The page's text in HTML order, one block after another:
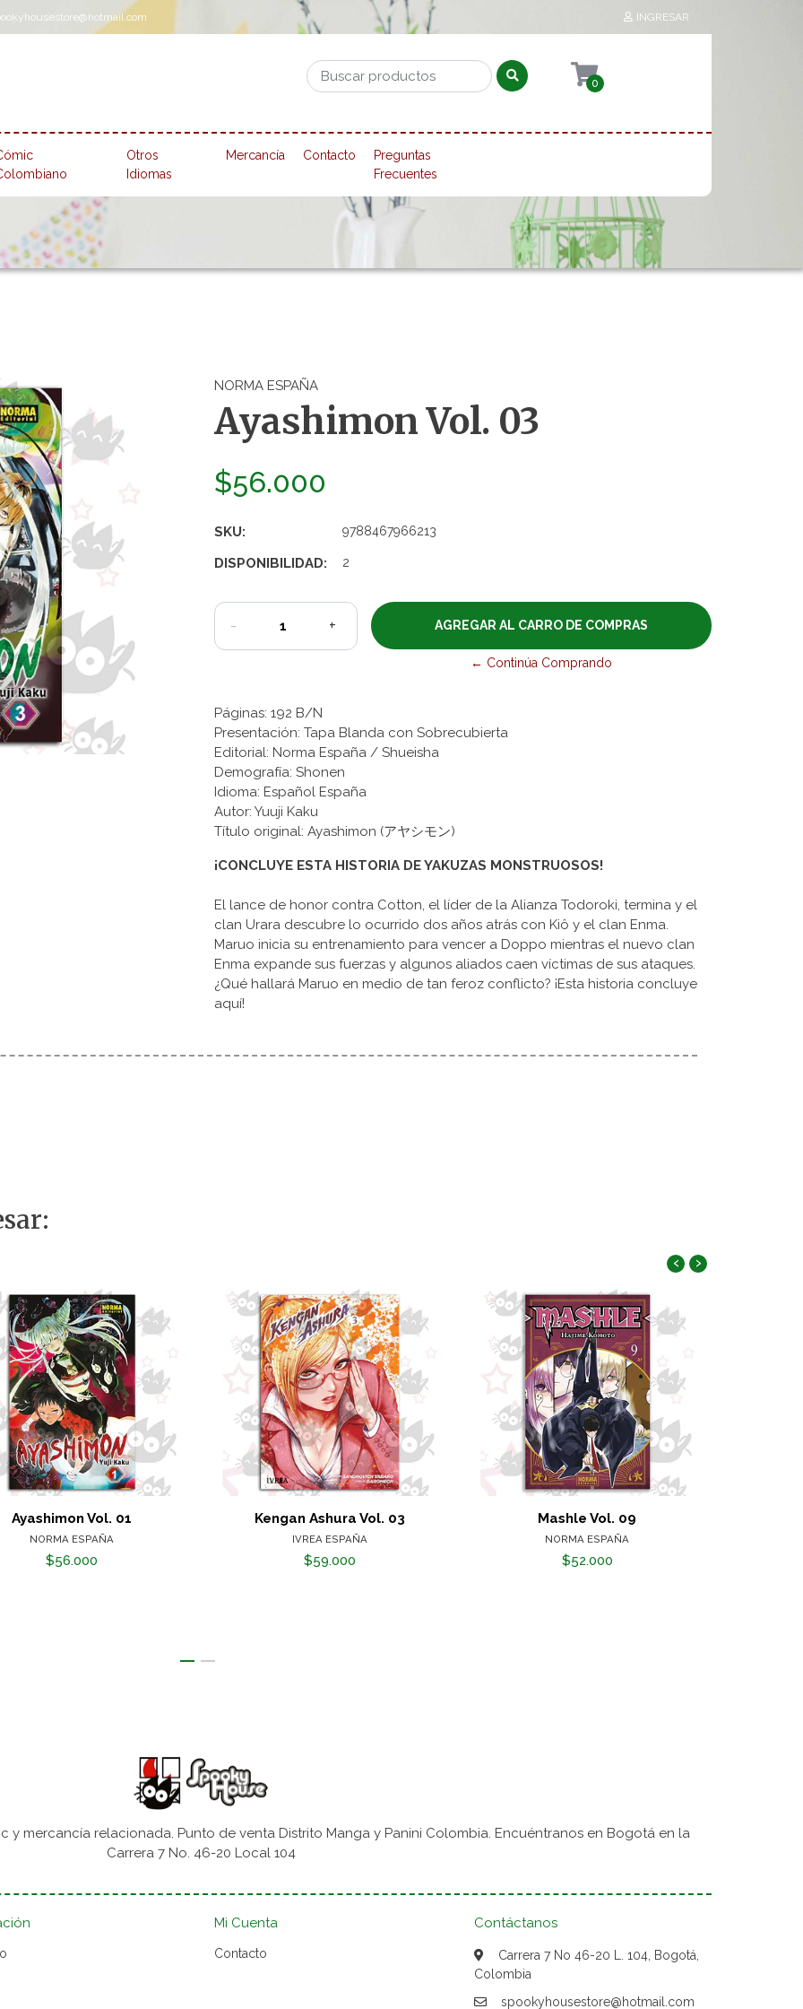
INGRESAR
0
Otros
Idiomas
Mercancía Contacto
Preguntas
Frecuentes
NORMA ESPAÑA
Ayashimon Vol. 03
$56.000
SKU: 9788467966213
DISPONIBILIDAD: 2
- +
← Continúa Comprando
Páginas: 192 B/N
Presentación: Tapa Blanda con Sobrecubierta
Editorial: Norma España / Shueisha
Demografía: Shonen
Idioma: Español España
Autor: Yuuji Kaku
Título original: Ayashimon (アヤシモン)
¡CONCLUYE ESTA HISTORIA DE YAKUZAS MONSTRUOSOS!
El lance de honor contra Cotton, el líder de la Alianza Todoroki, termina y el
clan Urara descubre lo ocurrido dos años atrás con Kiô y el clan Enma.
Maruo inicia su entrenamiento para vencer a Doppo mientras el nuevo clan
Enma expande sus fuerzas y algunos aliados caen víctimas de sus ataques.
¿Qué hallará Maruo en medio de tan feroz conflicto? ¡Esta historia concluye
aquí!
Ayashimon Vol. 01
NORMA ESPAÑA
$56.000
Kengan Ashura Vol. 03
IVREA ESPAÑA
$59.000
Mashle Vol. 09
NORMA ESPAÑA
$52.000
‹ ›
y mercancía relacionada. Punto de venta Distrito Manga y Panini Colombia. Encuéntranos en Bogotá en la
Carrera 7 No. 46-20 Local 104
Mi Cuenta
Contacto
Contáctanos
Carrera 7 No 46-20 L. 104, Bogotá,
Colombia
spookyhousestore@hotmail.com